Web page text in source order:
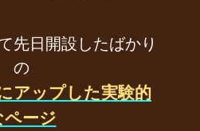
先日開設したばかり
の
アップした実験的
ページ